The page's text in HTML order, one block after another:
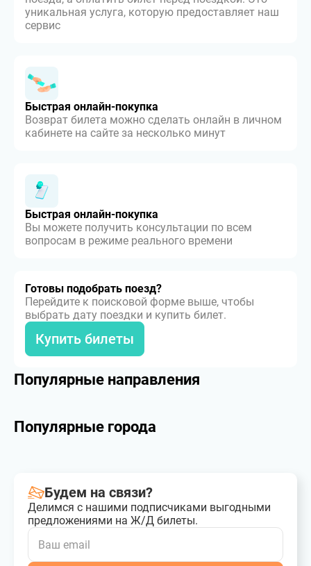
уникальная услуга, которую предоставляет наш
сервис
Быстрая онлайн-покупка
Возврат билета можно сделать онлайн в личном
кабинете на сайте за несколько минут
Быстрая онлайн-покупка
Вы можете получить консультации по всем
вопросам в режиме реального времени
Готовы подобрать поезд?
Перейдите к поисковой форме выше, чтобы
выбрать дату поездки и купить билет.
Купить билеты
Популярные направления
Популярные города
Будем на связи?
Делимся с нашими подписчиками выгодными
предложениями на Ж/Д билеты.